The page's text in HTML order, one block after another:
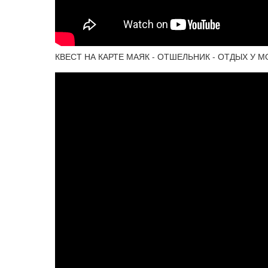
КВЕСТ НА КАРТЕ МАЯК - ОТШЕЛЬНИК - ОТДЫХ У